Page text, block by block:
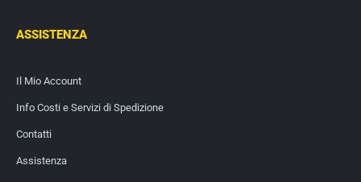
ASSISTENZA
Il Mio Account
Info Costi e Servizi di Spedizione
Contatti
Assistenza